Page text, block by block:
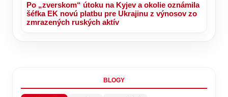
Po „zverskom“ útoku na Kyjev a okolie oznámila
šéfka EK novú platbu pre Ukrajinu z výnosov zo
zmrazených ruských aktív
BLOGY